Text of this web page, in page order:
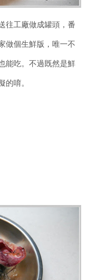
往工廠做成罐頭，番
做個生鮮版，唯一不
能吃。不過既然是鮮
的唷。